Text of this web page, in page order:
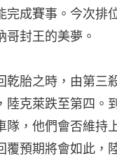
完成賽事。今次排
哥封王的美夢。
乾胎之時，由第三
克萊跌至第四。
隊，他們會否維持
預期將會如此，